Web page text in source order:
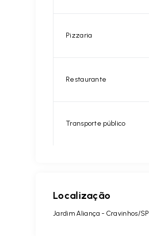
Pizzaria
Restaurante
Transporte público
Localização
Jardim Aliança - Cravinhos/SP